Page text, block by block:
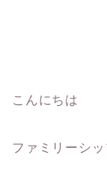
こんにちは
ファミリーシ